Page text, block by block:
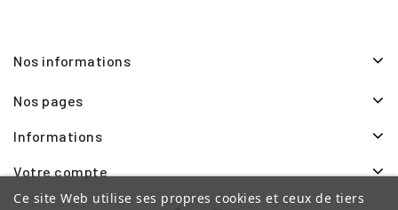
Nos informations
Nos pages
Informations
Votre compte
Ce site Web utilise ses propres cookies et ceux de tiers